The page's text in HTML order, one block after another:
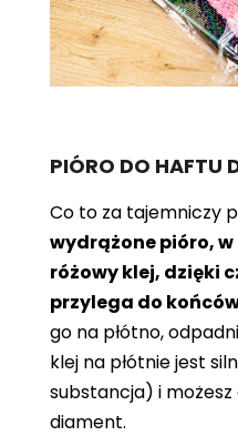
PIÓRO DO HAFTU
Co to za tajemniczy
wydrążone pióro,
różowy klej, dzięki
przylega do
go na płótno,
klej na płótnie jest
substancja) i
diament.